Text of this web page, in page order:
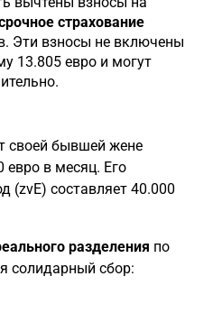
страхование
Эти взносы не включены
13.805 евро и могут
своей бывшей жене
в месяц. Его
(zvE) составляет 40.000
разделения по
солидарный сбор: